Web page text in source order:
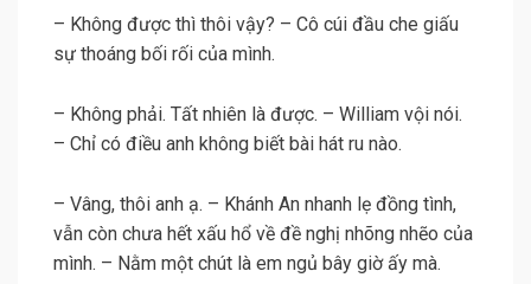
– Không được thì thôi vậy? – Cô cúi đầu che giấu
sự thoáng bối rối của mình.
– Không phải. Tất nhiên là được. – William vội nói.
– Chỉ có điều anh không biết bài hát ru nào.
– Vâng, thôi anh ạ. – Khánh An nhanh lẹ đồng tình,
vẫn còn chưa hết xấu hổ về đề nghị nhõng nhẽo của
mình. – Nằm một chút là em ngủ bây giờ ấy mà.